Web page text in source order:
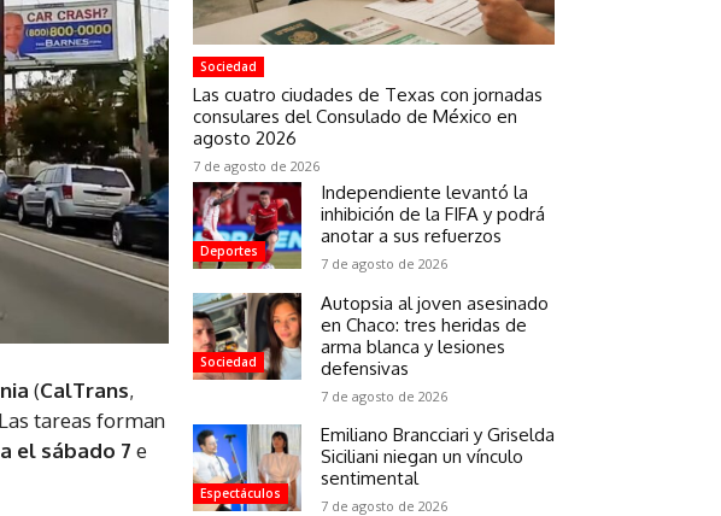
(CalTrans,
tareas forman
el sábado 7 e
Sociedad
Las cuatro ciudades de Texas con jornadas
consulares del Consulado de México en
agosto 2026
7 de agosto de 2026
Deportes
Independiente levantó la
inhibición de la FIFA y podrá
anotar a sus refuerzos
7 de agosto de 2026
Sociedad
Autopsia al joven asesinado
en Chaco: tres heridas de
arma blanca y lesiones
defensivas
7 de agosto de 2026
Espectáculos
Emiliano Brancciari y Griselda
Siciliani niegan un vínculo
sentimental
7 de agosto de 2026